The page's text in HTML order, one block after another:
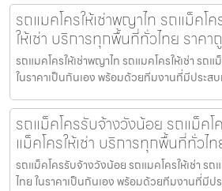
รถแมคโครให้เช่าพญาไท รถแม็คโ
ให้เช่า บริการทุกพื้นที่ทั่วไทย ราคา
รถแมคโครให้เช่าพญาไท รถแมคโครให้เช่า รถ
ในราคาเป็นกันเอง พร้อมด้วยทีมงานที่มีประส
รถแม็คโครรับจ้างวังน้อย รถแม็คโ
แม็คโครให้เช่า บริการทุกพื้นที่ทั่วไ
รถแม็คโครรับจ้างวังน้อย รถแมคโครให้เช่า ร
ไทย ในราคาเป็นกันเอง พร้อมด้วยทีมงานที่มีป